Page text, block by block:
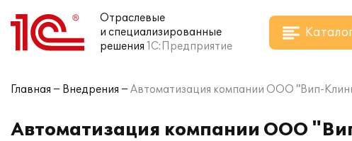
Отраслевые
и специализированные
решения 1С:Предприятие
Главная Внедрения Автоматизация компании ООО "Вип-
Автоматизация компании ООО